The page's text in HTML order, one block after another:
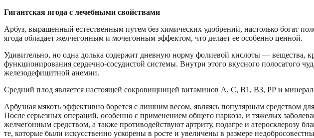
Гигантская ягода с лечебными свойствами
Арбуз, выращенный естественным путем без химических удобрений, настолько богат
ягода обладает желчегонным и мочегонным эффектом, что делает ее особенно ценной.
Удивительно, но одна долька содержит дневную норму фолиевой кислоты — вещества,
функционирования сердечно-сосудистой системы. Внутри этого вкусного полосатого
железодефицитной анемии.
Средний плод является настоящей сокровищницей витаминов А, С, В1, ВЗ, РР и
Арбузная мякоть эффективно борется с лишним весом, являясь популярным средством
После серьезных операций, особенно с применением общего наркоза, и тяжелых
желчегонным средством, а также противодействуют артриту, подагре и атеросклерозу
те, которые были искусственно ускорены в росте и увеличены в размере